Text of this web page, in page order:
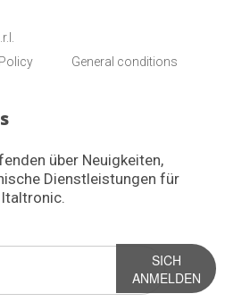
General conditions
über Neuigkeiten,
Dienstleistungen für
SICH
ANMELDEN